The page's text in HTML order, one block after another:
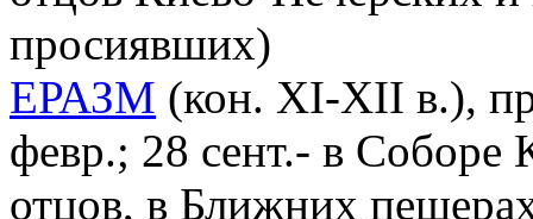
просиявших)
ЕРАЗМ (кон. XI-XII в.),
февр.; 28 сент.- в Соборе
отцов, в Ближних